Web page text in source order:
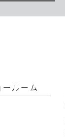
ールーム